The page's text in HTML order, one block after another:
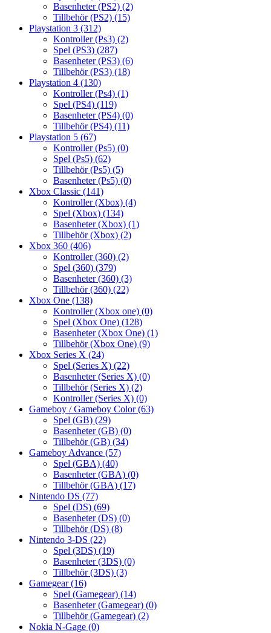
Basenheter (PS2) (2)
Tillbehör (PS2) (15)
Playstation 3 (312)
Kontroller (Ps3) (2)
Spel (PS3) (287)
Basenheter (PS3) (6)
Tillbehör (PS3) (18)
Playstation 4 (130)
Kontroller (Ps4) (1)
Spel (PS4) (119)
Basenheter (PS4) (0)
Tillbehör (PS4) (11)
Playstation 5 (67)
Kontroller (Ps5) (0)
Spel (Ps5) (62)
Tillbehör (Ps5) (5)
Basenheter (Ps5) (0)
Xbox Classic (141)
Kontroller (Xbox) (4)
Spel (Xbox) (134)
Basenheter (Xbox) (1)
Tillbehör (Xbox) (2)
Xbox 360 (406)
Kontroller (360) (2)
Spel (360) (379)
Basenheter (360) (3)
Tillbehör (360) (22)
Xbox One (138)
Kontroller (Xbox one) (0)
Spel (Xbox One) (128)
Basenheter (Xbox One) (1)
Tillbehör (Xbox One) (9)
Xbox Series X (24)
Spel (Series X) (22)
Basenheter (Series X) (0)
Tillbehör (Series X) (2)
Kontroller (Series X) (0)
Gameboy / Gameboy Color(63)
Spel (GB) (29)
Basenheter (GB) (0)
Tillbehör (GB) (34)
Gameboy Advance (57)
Spel (GBA) (40)
Basenheter (GBA) (0)
Tillbehör (GBA) (17)
Nintendo DS (77)
Spel (DS) (69)
Basenheter (DS) (0)
Tillbehör (DS) (8)
Nintendo 3-DS (22)
Spel (3DS) (19)
Basenheter (3DS) (0)
Tillbehör (3DS) (3)
Gamegear(16)
Spel (Gamegear) (14)
Basenheter (Gamegear) (0)
Tillbehör (Gamegear) (2)
Nokia N-Gage (0)